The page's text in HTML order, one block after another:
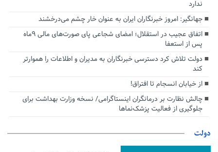
ندارد
جهانگیر: امروز خبرنگاران ایران به عنوان خار چشم می‌درخشند
اتفاق عجیب در استقلال؛ امضای شجاعی پای صورت‌های مالی ٩ماه
پس از استعفا
دولت تلاش کرد دسترسی خبرنگاران به مدیران و اطلاعات را هموارتر
کند
از خیابان انسجام تا افتراق!
چالش نظارت بر درمانگران اینستاگرامی/ نسخه وزارت بهداشت برای
جلوگیری از فعالیت پزشک‌نماها
دولت